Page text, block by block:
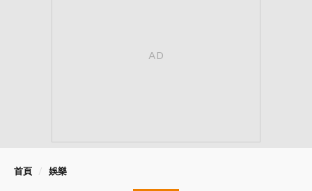
首頁 娛樂